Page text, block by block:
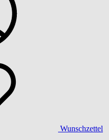
Wunschzettel